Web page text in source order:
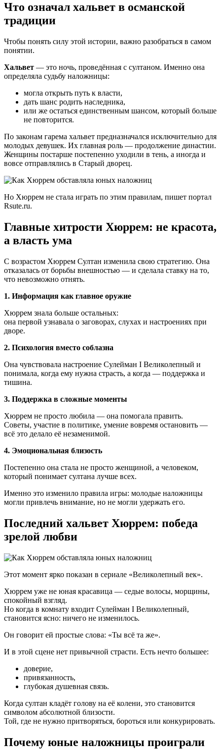
Что означал хальвет в османской
традиции
Чтобы понять силу этой истории, важно разобраться в самом
понятии.
Хальвет — это ночь, проведённая с султаном. Именно она
определяла судьбу наложницы:
могла открыть путь к власти,
дать шанс родить наследника,
или же остаться единственным шансом, который больше
не повторится.
По законам гарема хальвет предназначался исключительно для
молодых девушек. Их главная роль — продолжение династии.
Женщины постарше постепенно уходили в тень, а иногда и
вовсе отправлялись в Старый дворец.
Но Хюррем не стала играть по этим правилам, пишет портал
Rsute.ru.
Главные хитрости Хюррем: не красота,
а власть ума
С возрастом Хюррем Султан изменила свою стратегию. Она
отказалась от борьбы внешностью — и сделала ставку на то,
что невозможно отнять.
1. Информация как главное оружие
Хюррем знала больше остальных:
она первой узнавала о заговорах, слухах и настроениях при
дворе.
2. Психология вместо соблазна
Она чувствовала настроение Сулейман I Великолепный и
понимала, когда ему нужна страсть, а когда — поддержка и
тишина.
3. Поддержка в сложные моменты
Хюррем не просто любила — она помогала править.
Советы, участие в политике, умение вовремя остановить —
всё это делало её незаменимой.
4. Эмоциональная близость
Постепенно она стала не просто женщиной, а человеком,
который понимает султана лучше всех.
Именно это изменило правила игры: молодые наложницы
могли привлечь внимание, но не могли удержать его.
Последний хальвет Хюррем: победа
зрелой любви
Этот момент ярко показан в сериале «Великолепный век».
Хюррем уже не юная красавица — седые волосы, морщины,
спокойный взгляд.
Но когда в комнату входит Сулейман I Великолепный,
становится ясно: ничего не изменилось.
Он говорит ей простые слова: «Ты всё та же».
И в этой сцене нет привычной страсти. Есть нечто большее:
доверие,
привязанность,
глубокая душевная связь.
Когда султан кладёт голову на её колени, это становится
символом абсолютной близости.
Той, где не нужно притворяться, бороться или конкурировать.
Почему юные наложницы проиграли